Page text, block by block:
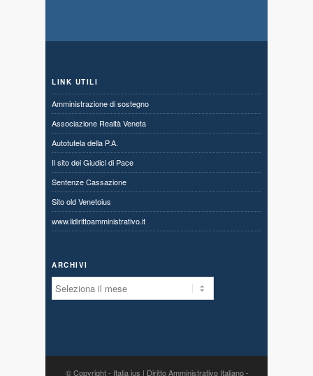
LINK UTILI
Amministrazione di sostegno
Associazione Realtà Veneta
Autotutela della P.A.
Il sito dei Giudici di Pace
Sentenze Cassazione
Sito old Venetoius
www.ildirittoamministrativo.it
ARCHIVI
Archivi
© Copyright - Italia ius | Diritto Amministrativo Italiano-